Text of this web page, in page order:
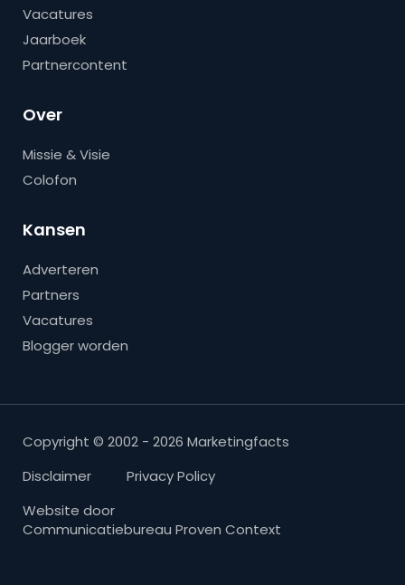
Vacatures
Jaarboek
Partnercontent
Over
Missie & Visie
Colofon
Kansen
Adverteren
Partners
Vacatures
Blogger worden
Copyright © 2002 - 2026 Marketingfacts
Disclaimer
Privacy Policy
Website door
Communicatiebureau Proven Context